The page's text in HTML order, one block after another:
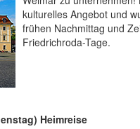
kulturelles Angebot und
frühen Nachmittag und
Friedrichroda-Tage.
Heimreise